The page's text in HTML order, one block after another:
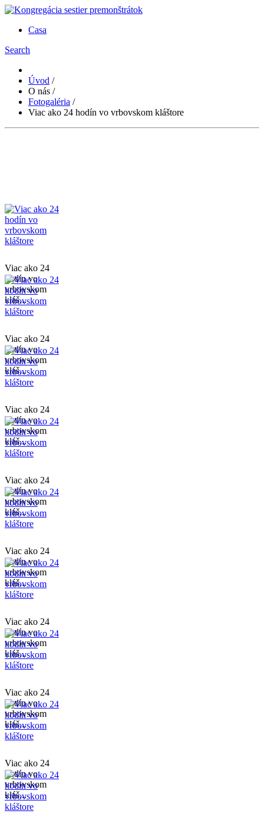
Casa
Search
Úvod /
O nás /
Fotogaléria /
Viac ako 24 hodín vo vrbovskom kláštore
Viac ako 24
hodín vo
vrbovskom
kláš...
Viac ako 24
hodín vo
vrbovskom
kláš...
Viac ako 24
hodín vo
vrbovskom
kláš...
Viac ako 24
hodín vo
vrbovskom
kláš...
Viac ako 24
hodín vo
vrbovskom
kláš...
Viac ako 24
hodín vo
vrbovskom
kláš...
Viac ako 24
hodín vo
vrbovskom
kláš...
Viac ako 24
hodín vo
vrbovskom
kláš...